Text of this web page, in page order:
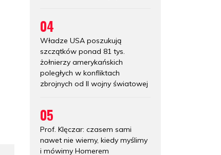
04
Władze USA poszukują
szczątków ponad 81 tys.
żołnierzy amerykańskich
poległych w konfliktach
zbrojnych od II wojny światowej
05
Prof. Klęczar: czasem sami
nawet nie wiemy, kiedy myślimy
i mówimy Homerem